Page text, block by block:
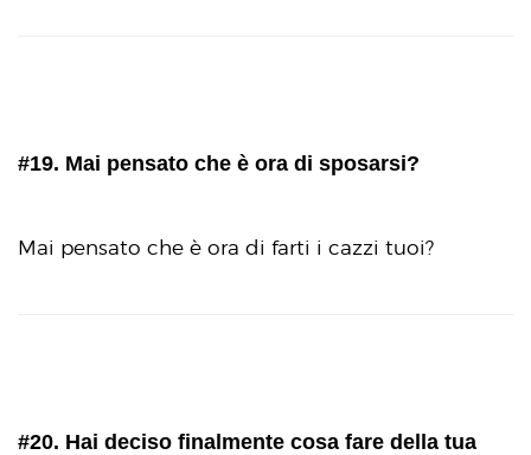
#19. Mai pensato che è ora di sposarsi?
Mai pensato che è ora di farti i cazzi tuoi?
#20. Hai deciso finalmente cosa fare della tua